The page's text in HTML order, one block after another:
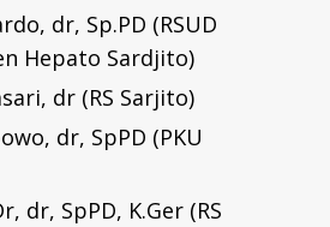
dr, Sp.PD (RSUD
Hepato Sardjito)
dr (RS Sarjito)
dr, SpPD (PKU
dr, SpPD, K.Ger (RS